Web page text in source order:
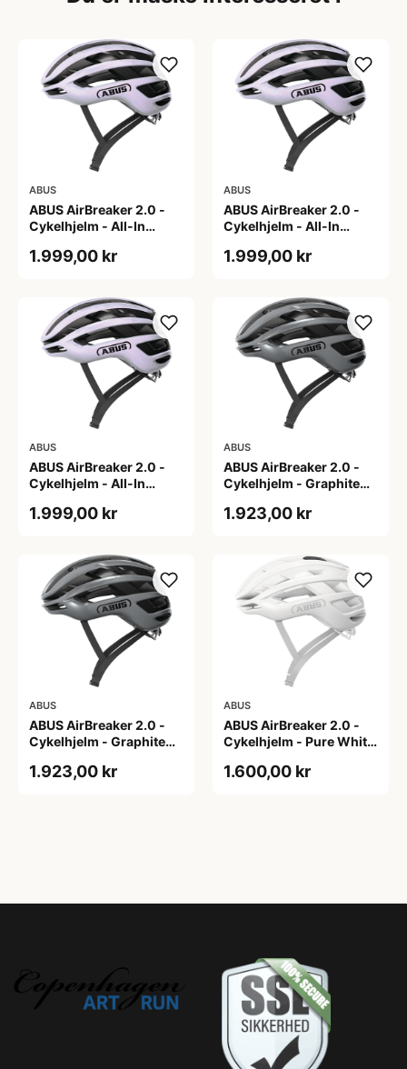
ABUS
ABUS AirBreaker 2.0 -
Cykelhjelm - All-In
1.999,00 kr
ABUS
ABUS AirBreaker 2.0 -
Cykelhjelm - All-In
1.999,00 kr
ABUS
ABUS AirBreaker 2.0 -
Cykelhjelm - All-In
1.999,00 kr
ABUS
ABUS AirBreaker 2.0 -
Cykelhjelm - Graphite
1.923,00 kr
ABUS
ABUS AirBreaker 2.0 -
Cykelhjelm - Graphite
1.923,00 kr
ABUS
ABUS AirBreaker 2.0 -
Cykelhjelm - Pure White
1.600,00 kr